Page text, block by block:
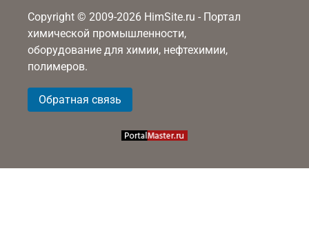
Copyright © 2009-2026 HimSite.ru - Портал
химической промышленности,
оборудование для химии, нефтехимии,
полимеров.
Обратная связь